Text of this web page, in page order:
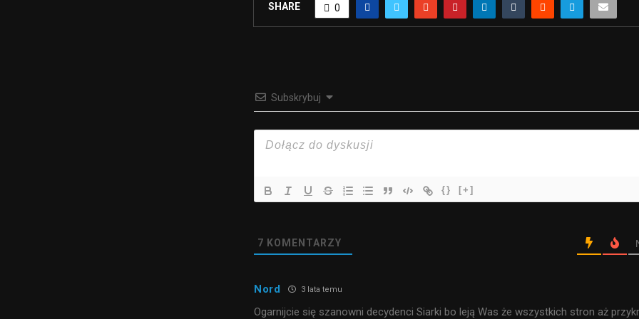
SHARE 0
Subskrybuj
{} [+]
7 KOMENTARZY
Nord 3 lata temu
Ogarnijcie się szanowni decydenci Siarki bo leją Was że wszystkich stron aż